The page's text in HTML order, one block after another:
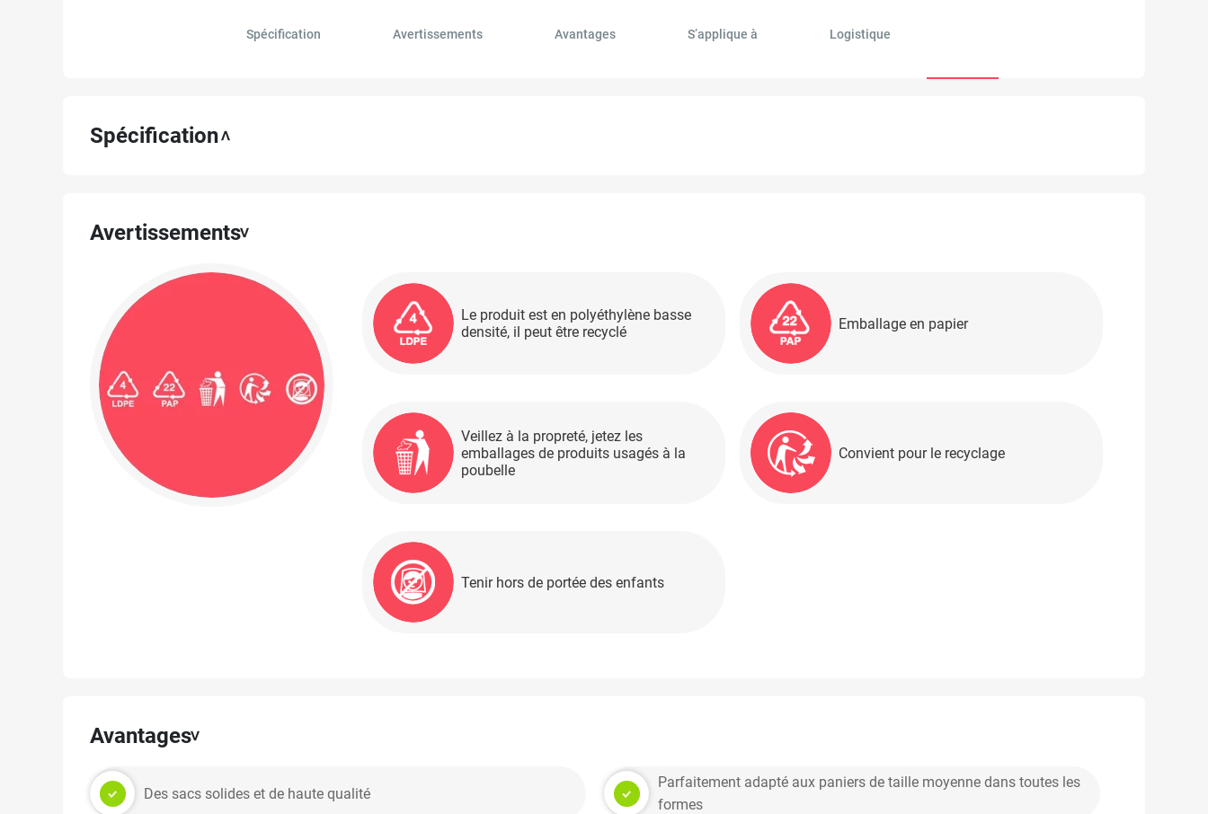
Spécification Avertissements Avantages S’applique à Logistique
Spécification
Avertissements
Le produit est en polyéthylène basse
densité, il peut être recyclé
Emballage en papier
Veillez à la propreté, jetez les
emballages de produits usagés à la
poubelle
Convient pour le recyclage
Tenir hors de portée des enfants
Avantages
Des sacs solides et de haute qualité
Parfaitement adapté aux paniers de taille moyenne dans toutes les
formes